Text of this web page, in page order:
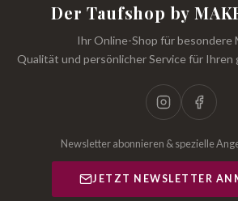
Der Taufshop by
Ihr Online-Shop für besondere
Qualität und persönlicher Service für Ihren
Newsletter abonnieren & spezielle
JETZT NEWSLETTER